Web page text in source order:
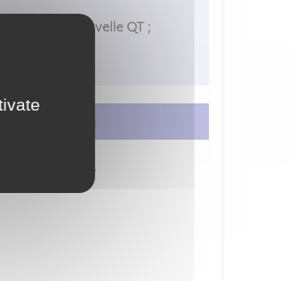
à une nouvelle QT ;
un compte
en ligne.